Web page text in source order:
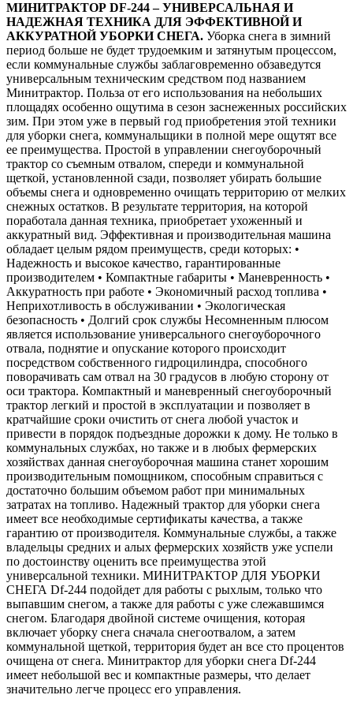
МИНИТРАКТОР DF-244 – УНИВЕРСАЛЬНАЯ И
НАДЕЖНАЯ ТЕХНИКА ДЛЯ ЭФФЕКТИВНОЙ И
АККУРАТНОЙ УБОРКИ СНЕГА. Уборка снега в зимний
период больше не будет трудоемким и затянутым процессом,
если коммунальные службы заблаговременно обзаведутся
универсальным техническим средством под названием
Минитрактор. Польза от его использования на небольших
площадях особенно ощутима в сезон заснеженных российских
зим. При этом уже в первый год приобретения этой техники
для уборки снега, коммунальщики в полной мере ощутят все
ее преимущества. Простой в управлении снегоуборочный
трактор со съемным отвалом, спереди и коммунальной
щеткой, установленной сзади, позволяет убирать большие
объемы снега и одновременно очищать территорию от мелких
снежных остатков. В результате территория, на которой
поработала данная техника, приобретает ухоженный и
аккуратный вид. Эффективная и производительная машина
обладает целым рядом преимуществ, среди которых: •
Надежность и высокое качество, гарантированные
производителем • Компактные габариты • Маневренность •
Аккуратность при работе • Экономичный расход топлива •
Неприхотливость в обслуживании • Экологическая
безопасность • Долгий срок службы Несомненным плюсом
является использование универсального снегоуборочного
отвала, поднятие и опускание которого происходит
посредством собственного гидроцилиндра, способного
поворачивать сам отвал на 30 градусов в любую сторону от
оси трактора. Компактный и маневренный снегоуборочный
трактор легкий и простой в эксплуатации и позволяет в
кратчайшие сроки очистить от снега любой участок и
привести в порядок подъездные дорожки к дому. Не только в
коммунальных службах, но также и в любых фермерских
хозяйствах данная снегоуборочная машина станет хорошим
производительным помощником, способным справиться с
достаточно большим объемом работ при минимальных
затратах на топливо. Надежный трактор для уборки снега
имеет все необходимые сертификаты качества, а также
гарантию от производителя. Коммунальные службы, а также
владельцы средних и алых фермерских хозяйств уже успели
по достоинству оценить все преимущества этой
универсальной техники. МИНИТРАКТОР ДЛЯ УБОРКИ
СНЕГА Df-244 подойдет для работы с рыхлым, только что
выпавшим снегом, а также для работы с уже слежавшимся
снегом. Благодаря двойной системе очищения, которая
включает уборку снега сначала снегоотвалом, а затем
коммунальной щеткой, территория будет ан все сто процентов
очищена от снега. Минитрактор для уборки снега Df-244
имеет небольшой вес и компактные размеры, что делает
значительно легче процесс его управления.